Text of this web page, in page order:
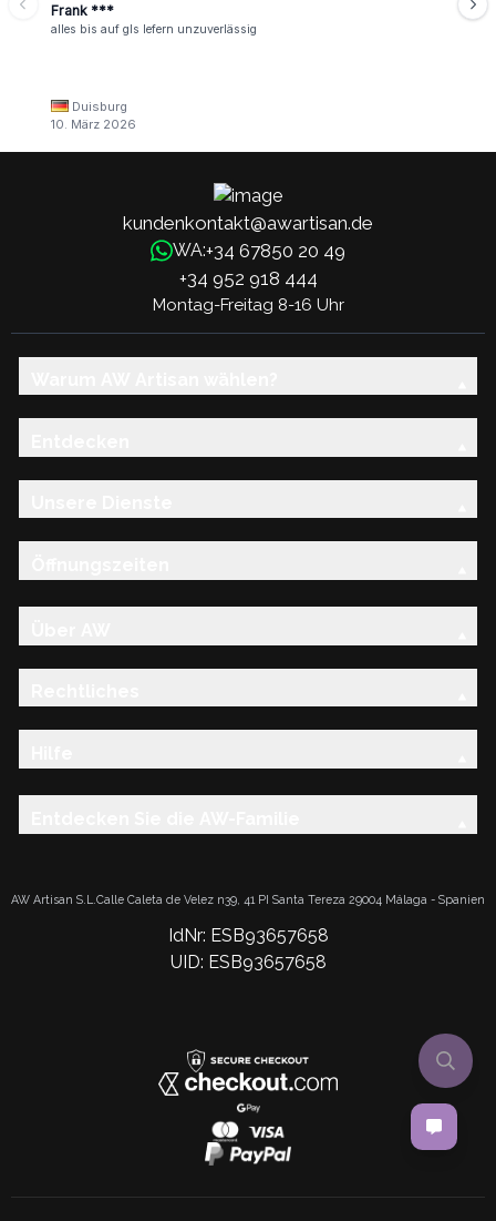
Frank ***
alles bis auf gls lefern unzuverlässig
Duisburg
10. März 2026
kundenkontakt@awartisan.de
WA:+34 67850 20 49
+34 952 918 444
Montag-Freitag 8-16 Uhr
AW Artisan S.L.Calle Caleta de Velez n39, 41 PI Santa Tereza 29004 Málaga - Spanien
IdNr: ESB93657658
UID: ESB93657658